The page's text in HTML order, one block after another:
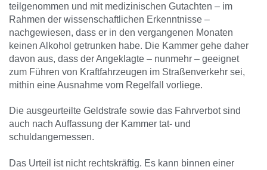
teilgenommen und mit medizinischen Gutachten – im
Rahmen der wissenschaftlichen Erkenntnisse –
nachgewiesen, dass er in den vergangenen Monaten
keinen Alkohol getrunken habe. Die Kammer gehe daher
davon aus, dass der Angeklagte – nunmehr – geeignet
zum Führen von Kraftfahrzeugen im Straßenverkehr sei,
mithin eine Ausnahme vom Regelfall vorliege.
Die ausgeurteilte Geldstrafe sowie das Fahrverbot sind
auch nach Auffassung der Kammer tat- und
schuldangemessen.
Das Urteil ist nicht rechtskräftig. Es kann binnen einer